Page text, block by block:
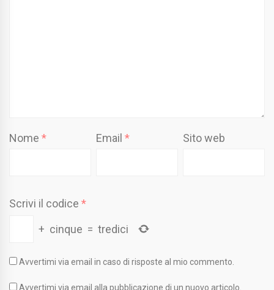
Nome * Email* Sito web
Scrivi il codice *
+ cinque = tredici
Avvertimi via email in caso di risposte al mio commento.
Avvertimi via email alla pubblicazione di un nuovo articolo.